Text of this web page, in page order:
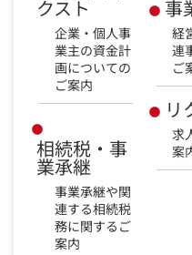
クスト
企業・個人事
業主の資金計
画についての
ご案内
相続税・事
業承継
事業承継や関
連する相続税
務に関するご
案内
事
経
連
ご
リ
求
案